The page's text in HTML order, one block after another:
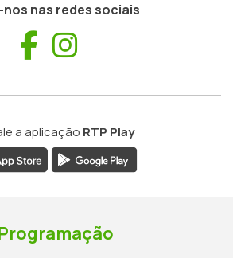
nas redes sociais
Facebook
a aplicação RTP Play